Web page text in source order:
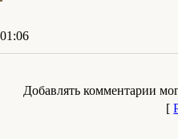
Добавлять комментарии
[